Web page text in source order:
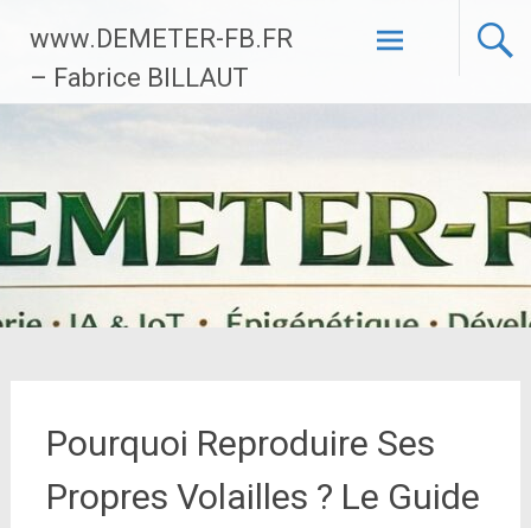
contenu
principal
www.DEMETER-FB.FR
– Fabrice BILLAUT
Pourquoi Reproduire Ses
Propres Volailles ? Le Guide